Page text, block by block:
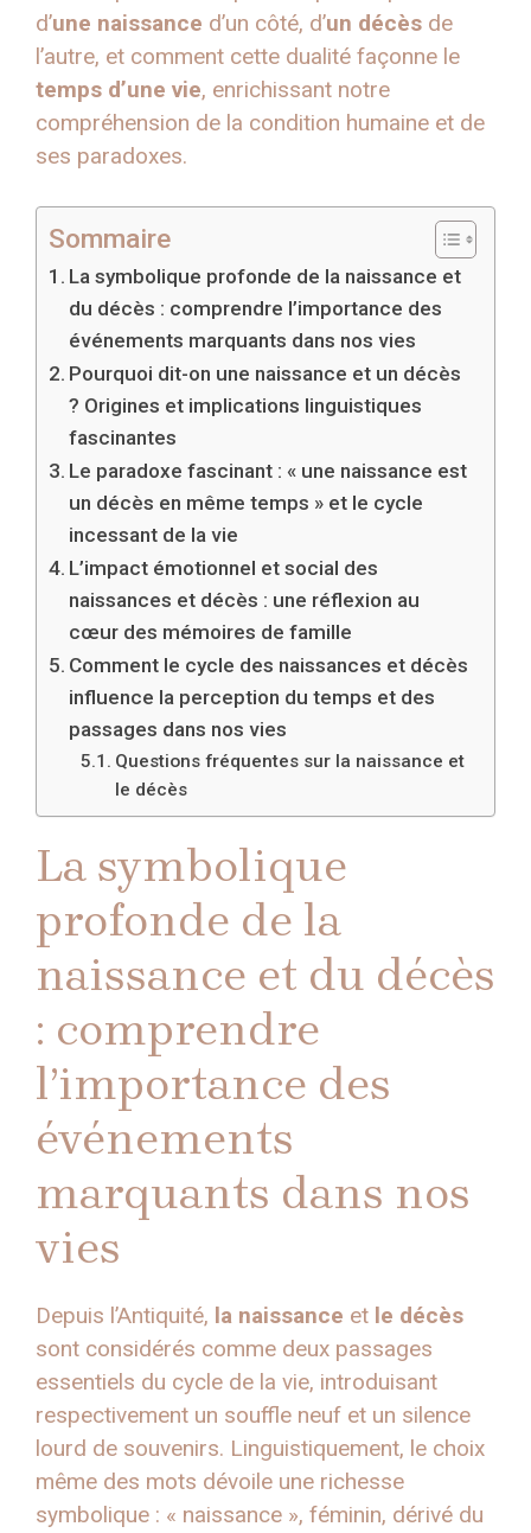
d’une naissance d’un côté, d’un décès de
l’autre, et comment cette dualité façonne le
temps d’une vie, enrichissant notre
compréhension de la condition humaine et de
ses paradoxes.
Sommaire
La symbolique profonde de la naissance et
du décès : comprendre l’importance des
événements marquants dans nos vies
Pourquoi dit-on une naissance et un décès
? Origines et implications linguistiques
fascinantes
Le paradoxe fascinant : « une naissance est
un décès en même temps » et le cycle
incessant de la vie
L’impact émotionnel et social des
naissances et décès : une réflexion au
cœur des mémoires de famille
Comment le cycle des naissances et décès
influence la perception du temps et des
passages dans nos vies
Questions fréquentes sur la naissance et
le décès
La symbolique
profonde de la
naissance et du décès
: comprendre
l’importance des
événements
marquants dans nos
vies
Depuis l’Antiquité, la naissance et le décès
sont considérés comme deux passages
essentiels du cycle de la vie, introduisant
respectivement un souffle neuf et un silence
lourd de souvenirs. Linguistiquement, le choix
même des mots dévoile une richesse
symbolique : « naissance », féminin, dérivé du